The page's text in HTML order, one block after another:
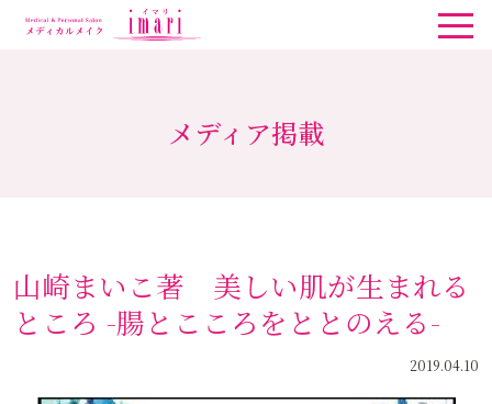
メディア掲載
山崎まいこ著 美しい肌が生まれる
ところ -腸とこころをととのえる-
2019.04.10